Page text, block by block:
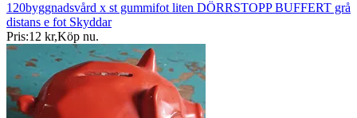
120byggnadsvård x st gummifot liten DÖRRSTOPP BUFFERT grå
distans e fot Skyddar
Pris:12 kr,Köp nu.